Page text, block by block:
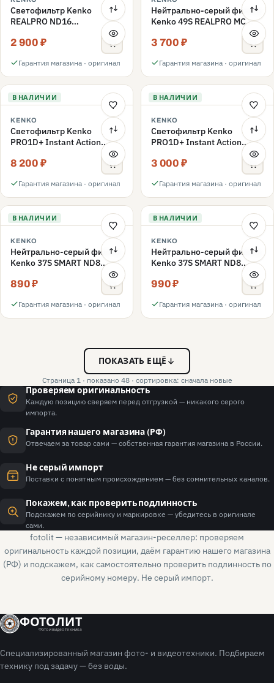
Светофильтр Kenko
REALPRO ND16
нейтрально-серый 49mm
2 900 ₽
Гарантия магазина · оригинал
Нейтрально-серый фильтр
Kenko 49S REALPRO MC
3 700 ₽
Гарантия магазина · оригинал
В НАЛИЧИИ
KENKO
Светофильтр Kenko
PRO1D+ Instant Action
Variable NDX3-450+C-PLS
переменной плотности
8 200 ₽
Гарантия магазина · оригинал
В НАЛИЧИИ
KENKO
Светофильтр Kenko
PRO1D+ Instant Action
Variable NDX3-450+C-PL
поляризационный 49mm
3 000 ₽
Гарантия магазина · оригинал
В НАЛИЧИИ
KENKO
Нейтрально-серый фильтр
Kenko 37S SMART ND8
890 ₽
Гарантия магазина · оригинал
В НАЛИЧИИ
KENKO
Нейтрально-серый фильтр
Kenko 37S SMART ND8
990 ₽
Гарантия магазина · оригинал
ПОКАЗАТЬ ЕЩЁ
Страница 1 · показано 48 · сортировка: сначала новые
Проверяем оригинальность
Каждую позицию сверяем перед отгрузкой — никакого серого
импорта.
Гарантия нашего магазина (РФ)
Отвечаем за товар сами — собственная гарантия магазина в России.
Не серый импорт
Поставки с понятным происхождением — без сомнительных каналов.
Покажем, как проверить подлинность
Подскажем по серийнику и маркировке — убедитесь в оригинале
сами.
fotolit — независимый магазин-реселлер: проверяем
оригинальность каждой позиции, даём гарантию нашего магазина
(РФ) и подскажем, как самостоятельно проверить подлинность по
серийному номеру. Не серый импорт.
ФОТОЛИТ
Фото и видео техника
Специализированный магазин фото- и видеотехники. Подбираем
технику под задачу — без воды.